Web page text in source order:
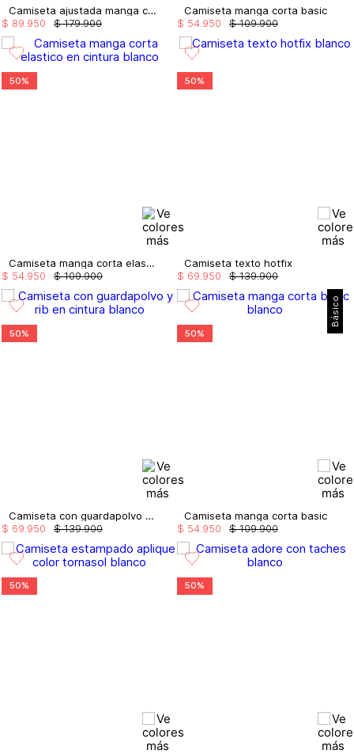
Camiseta ajustada manga corta con escote cuadrado
$ 179.900
$ 89.950
Camiseta manga corta basic
$ 109.900
$ 54.950
50%
Camiseta manga corta elastico en cintura
$ 109.900
$ 54 950
50%
Camiseta texto hotfix
$ 139.900
$ 69 950
50%
Camiseta con guardapolvo y rib en cintura
$ 139.900
$ 69 950
Básico
50%
Camiseta manga corta basic
$ 109.900
$ 54 950
50% 50%